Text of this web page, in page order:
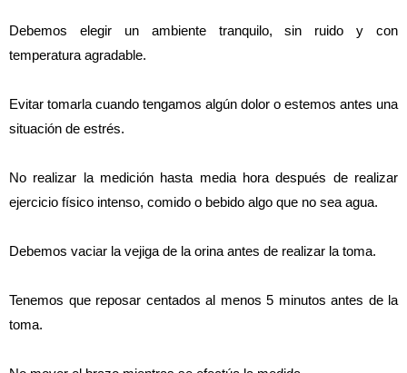
Debemos elegir un ambiente tranquilo, sin ruido y con
temperatura agradable.
Evitar tomarla cuando tengamos algún dolor o estemos antes una
situación de estrés.
No realizar la medición hasta media hora después de realizar
ejercicio físico intenso, comido o bebido algo que no sea agua.
Debemos vaciar la vejiga de la orina antes de realizar la toma.
Tenemos que reposar centados al menos 5 minutos antes de la
toma.